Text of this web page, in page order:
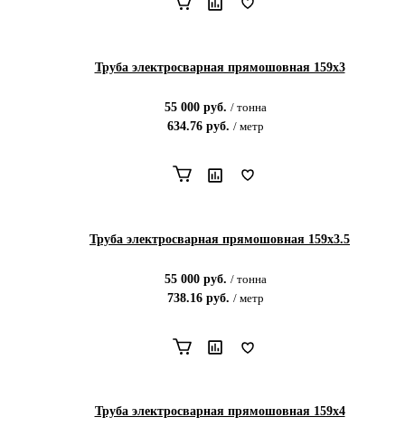
Труба электросварная прямошовная 159х3
55 000руб. / тонна
634.76руб. / метр
Труба электросварная прямошовная 159х3.5
55 000руб. / тонна
738.16руб. / метр
Труба электросварная прямошовная 159х4